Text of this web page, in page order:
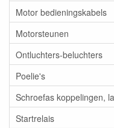
Motor bedieningskabels
Motorsteunen
Ontluchters-beluchters
Poelie's
Schroefas koppelingen,
Startrelais